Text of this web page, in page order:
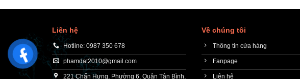
Liên hệ
Hotline: 0987 350 678
phamdat2010@gmail.com
221 Chấn Hưng, Phường 6, Quận Tân Bình,
Về chúng tôi
Thông tin cửa hàng
Fanpage
Liên hệ